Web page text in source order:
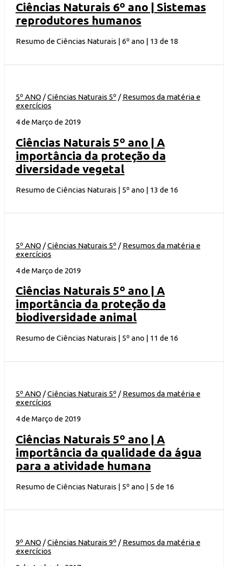
Ciências Naturais 6º ano | Sistemas
reprodutores humanos
Resumo de Ciências Naturais | 6º ano | 13 de 18
5º ANO /Ciências Naturais 5º / Resumos da matéria e
exercícios
4 de Março de 2019
Ciências Naturais 5º ano | A
importância da proteção da
diversidade vegetal
Resumo de Ciências Naturais | 5º ano | 13 de 16
5º ANO /Ciências Naturais 5º / Resumos da matéria e
exercícios
4 de Março de 2019
Ciências Naturais 5º ano | A
importância da proteção da
biodiversidade animal
Resumo de Ciências Naturais | 5º ano | 11 de 16
5º ANO /Ciências Naturais 5º / Resumos da matéria e
exercícios
4 de Março de 2019
Ciências Naturais 5º ano | A
importância da qualidade da água
para a atividade humana
Resumo de Ciências Naturais | 5º ano | 5 de 16
9º ANO /Ciências Naturais 9º / Resumos da matéria e
exercícios